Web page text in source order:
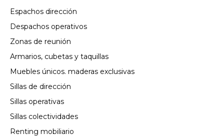
Espachos dirección
Despachos operativos
Zonas de reunión
Armarios, cubetas y taquillas
Muebles únicos. maderas exclusivas
Sillas de dirección
Sillas operativas
Sillas colectividades
Renting mobiliario